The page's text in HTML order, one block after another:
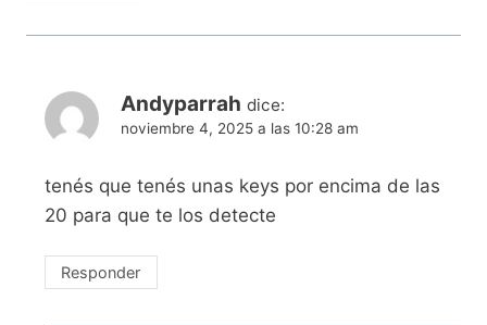
Andyparrah dice:
noviembre 4, 2025 a las 10:28 am
tenés que tenés unas keys por encima de las
20 para que te los detecte
Responder